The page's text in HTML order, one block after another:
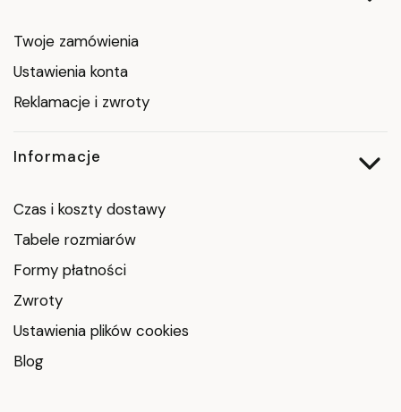
Twoje zamówienia
Ustawienia konta
Reklamacje i zwroty
Informacje
Czas i koszty dostawy
Tabele rozmiarów
Formy płatności
Zwroty
Ustawienia plików cookies
Blog